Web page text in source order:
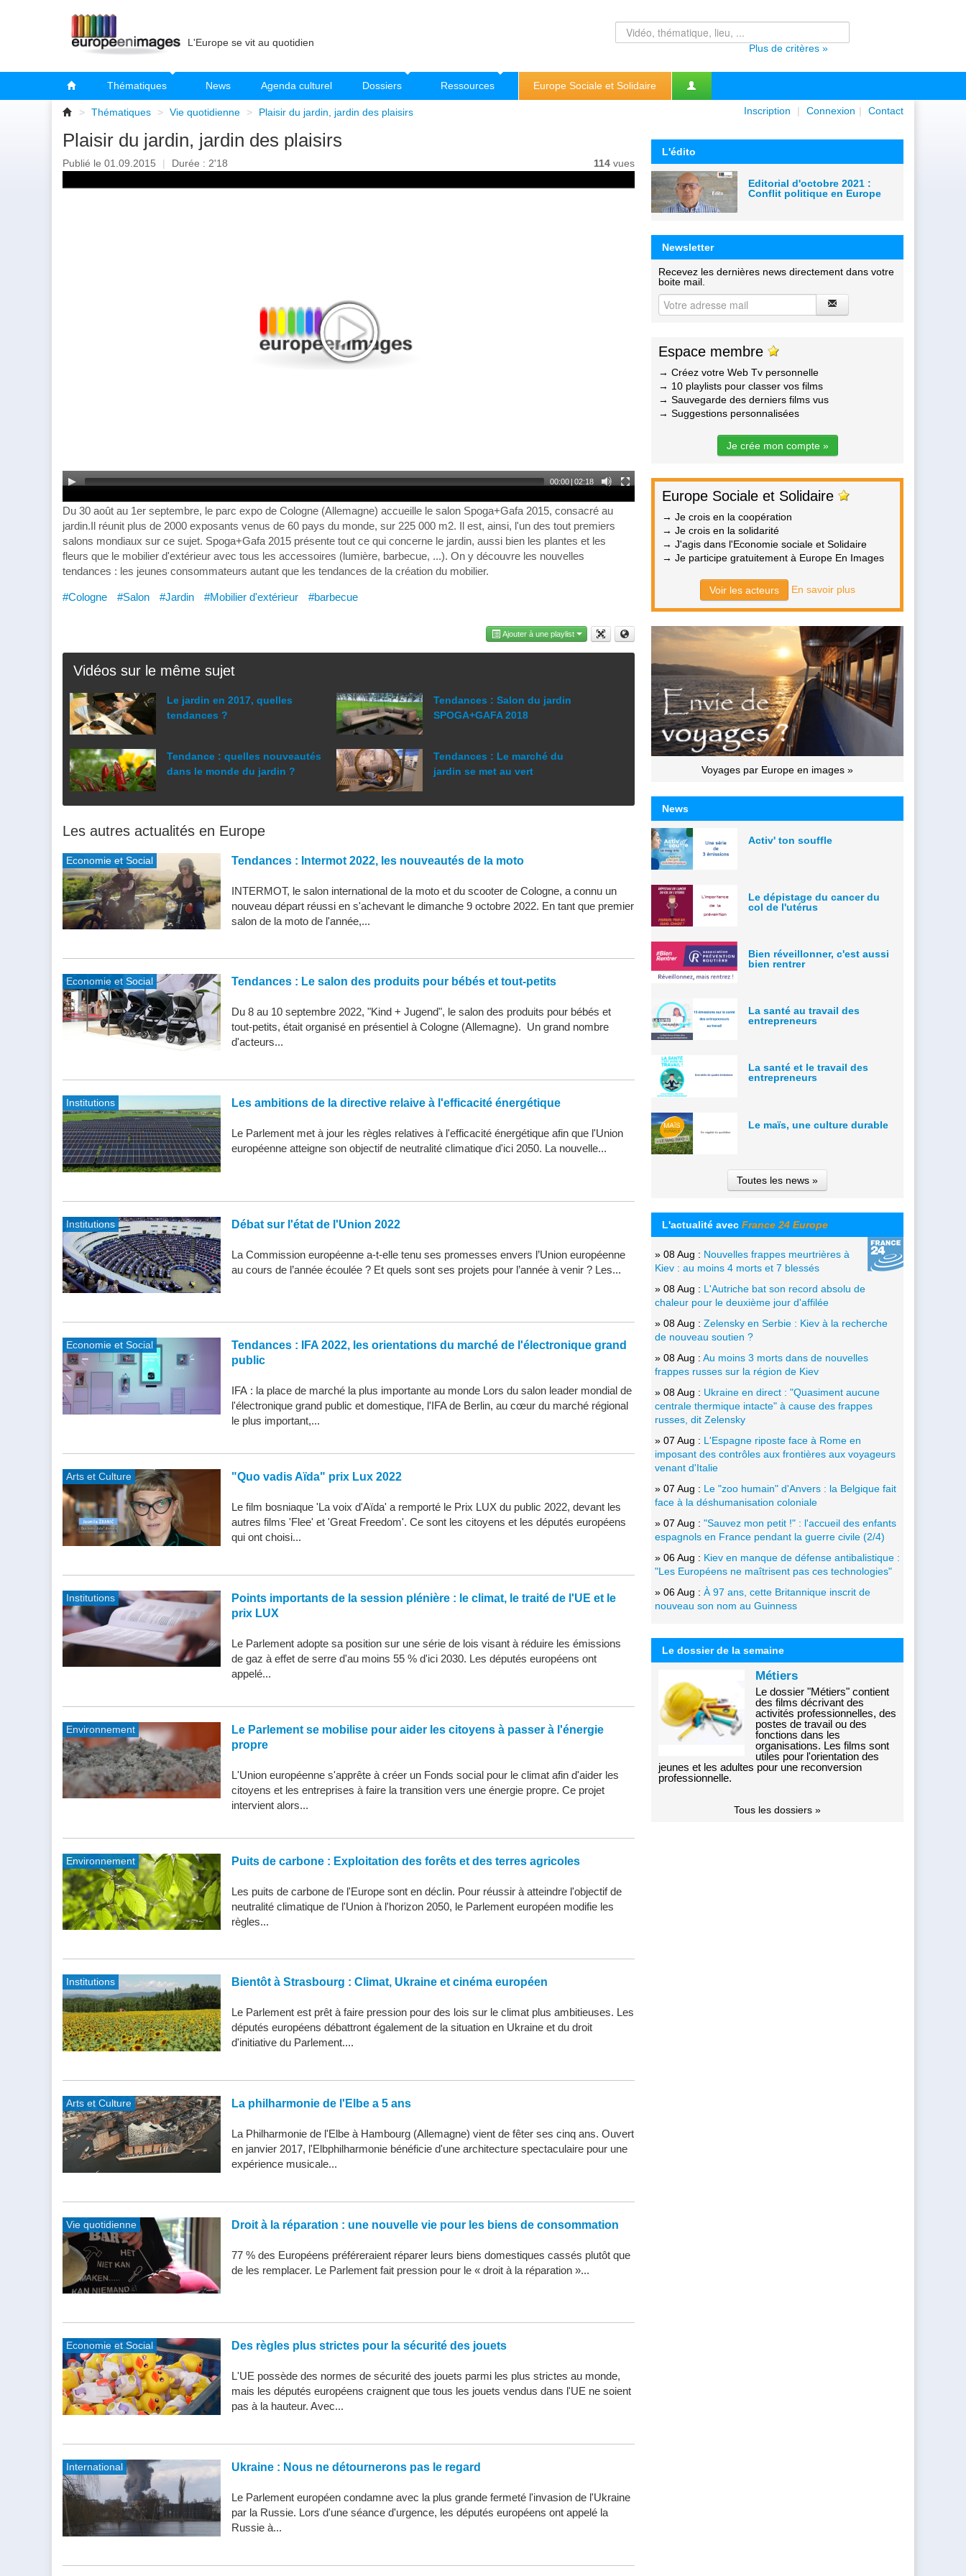
L'Europe se vit au quotidien Plus de critères »
Thématiques News Agenda culturel Dossiers Ressources Europe Sociale et Solidaire
> Thématiques > Vie quotidienne > Plaisir du jardin, jardin des plaisirs Inscription | Connexion | Contact
Plaisir du jardin, jardin des plaisirs
Publié le 01.09.2015 | Durée : 2'18 114vues
00:00 | 02:18
Du 30 août au 1er septembre, le parc expo de Cologne (Allemagne) accueille le salon Spoga+Gafa 2015, consacré au
jardin.Il réunit plus de 2000 exposants venus de 60 pays du monde, sur 225 000 m2. Il est, ainsi, l'un des tout premiers
salons mondiaux sur ce sujet. Spoga+Gafa 2015 présente tout ce qui concerne le jardin, aussi bien les plantes et les
fleurs que le mobilier d'extérieur avec tous les accessoires (lumière, barbecue, ...). On y découvre les nouvelles
tendances : les jeunes consommateurs autant que les tendances de la création du mobilier.
#Cologne #Salon #Jardin #Mobilier d'extérieur #barbecue
Ajouter à une playlist
Vidéos sur le même sujet
Le jardin en 2017, quelles
tendances ?
Tendance : quelles nouveautés
dans le monde du jardin ?
Tendances : Salon du jardin
SPOGA+GAFA 2018
Tendances : Le marché du
jardin se met au vert
Les autres actualités en Europe
Economie et Social Tendances : Intermot 2022, les nouveautés de la moto
INTERMOT, le salon international de la moto et du scooter de Cologne, a connu un
nouveau départ réussi en s'achevant le dimanche 9 octobre 2022. En tant que premier
salon de la moto de l'année,...
Economie et Social Tendances : Le salon des produits pour bébés et tout-petits
Du 8 au 10 septembre 2022, "Kind + Jugend", le salon des produits pour bébés et
tout-petits, était organisé en présentiel à Cologne (Allemagne). Un grand nombre
d'acteurs...
Institutions Les ambitions de la directive relaive à l'efficacité énergétique
Le Parlement met à jour les règles relatives à l'efficacité énergétique afin que l'Union
européenne atteigne son objectif de neutralité climatique d'ici 2050. La nouvelle...
Institutions Débat sur l'état de l'Union 2022
La Commission européenne a-t-elle tenu ses promesses envers l’Union européenne
au cours de l’année écoulée ? Et quels sont ses projets pour l’année à venir ? Les...
Economie et Social
Tendances : IFA 2022, les orientations du marché de l'électronique grand
public
IFA : la place de marché la plus importante au monde Lors du salon leader mondial de
l'électronique grand public et domestique, l'IFA de Berlin, au cœur du marché régional
le plus important,...
Arts et Culture "Quo vadis Aïda" prix Lux 2022
Le film bosniaque 'La voix d'Aïda' a remporté le Prix LUX du public 2022, devant les
autres films 'Flee' et 'Great Freedom'. Ce sont les citoyens et les députés européens
qui ont choisi...
Institutions
Points importants de la session plénière : le climat, le traité de l'UE et le
prix LUX
Le Parlement adopte sa position sur une série de lois visant à réduire les émissions
de gaz à effet de serre d'au moins 55 % d'ici 2030. Les députés européens ont
appelé...
Environnement
Le Parlement se mobilise pour aider les citoyens à passer à l'énergie
propre
L'Union européenne s'apprête à créer un Fonds social pour le climat afin d'aider les
citoyens et les entreprises à faire la transition vers une énergie propre. Ce projet
intervient alors...
Environnement Puits de carbone : Exploitation des forêts et des terres agricoles
Les puits de carbone de l'Europe sont en déclin. Pour réussir à atteindre l'objectif de
neutralité climatique de l'Union à l'horizon 2050, le Parlement européen modifie les
règles...
Institutions Bientôt à Strasbourg : Climat, Ukraine et cinéma européen
Le Parlement est prêt à faire pression pour des lois sur le climat plus ambitieuses. Les
députés européens débattront également de la situation en Ukraine et du droit
d'initiative du Parlement....
Arts et Culture La philharmonie de l'Elbe a 5 ans
La Philharmonie de l'Elbe à Hambourg (Allemagne) vient de fêter ses cinq ans. Ouvert
en janvier 2017, l'Elbphilharmonie bénéficie d'une architecture spectaculaire pour une
expérience musicale...
Vie quotidienne Droit à la réparation : une nouvelle vie pour les biens de consommation
77 % des Européens préféreraient réparer leurs biens domestiques cassés plutôt que
de les remplacer. Le Parlement fait pression pour le « droit à la réparation »...
Economie et Social Des règles plus strictes pour la sécurité des jouets
L'UE possède des normes de sécurité des jouets parmi les plus strictes au monde,
mais les députés européens craignent que tous les jouets vendus dans l'UE ne soient
pas à la hauteur. Avec...
International Ukraine : Nous ne détournerons pas le regard
Le Parlement européen condamne avec la plus grande fermeté l'invasion de l'Ukraine
par la Russie. Lors d'une séance d'urgence, les députés européens ont appelé la
Russie à...
L'édito
Editorial d'octobre 2021 :
Conflit politique en Europe
Newsletter
Recevez les dernières news directement dans votre
boite mail.
Espace membre
→ Créez votre Web Tv personnelle
→ 10 playlists pour classer vos films
→ Sauvegarde des derniers films vus
→ Suggestions personnalisées
Je crée mon compte »
Europe Sociale et Solidaire
→ Je crois en la coopération
→ Je crois en la solidarité
→ J'agis dans l'Economie sociale et Solidaire
→ Je participe gratuitement à Europe En Images
Voir les acteurs En savoir plus
Voyages par Europe en images »
News
Activ' ton souffle
Le dépistage du cancer du
col de l'utérus
Bien réveillonner, c'est aussi
bien rentrer
La santé au travail des
entrepreneurs
La santé et le travail des
entrepreneurs
Le maïs, une culture durable
Toutes les news »
L'actualité avec France 24 Europe
» 08 Aug : Nouvelles frappes meurtrières à
Kiev : au moins 4 morts et 7 blessés
» 08 Aug : L'Autriche bat son record absolu de
chaleur pour le deuxième jour d'affilée
» 08 Aug : Zelensky en Serbie : Kiev à la recherche
de nouveau soutien ?
» 08 Aug : Au moins 3 morts dans de nouvelles
frappes russes sur la région de Kiev
» 08 Aug : Ukraine en direct : "Quasiment aucune
centrale thermique intacte" à cause des frappes
russes, dit Zelensky
» 07 Aug : L'Espagne riposte face à Rome en
imposant des contrôles aux frontières aux voyageurs
venant d'Italie
» 07 Aug : Le "zoo humain" d'Anvers : la Belgique fait
face à la déshumanisation coloniale
» 07 Aug : "Sauvez mon petit !" : l'accueil des enfants
espagnols en France pendant la guerre civile (2/4)
» 06 Aug : Kiev en manque de défense antibalistique :
"Les Européens ne maîtrisent pas ces technologies"
» 06 Aug : À 97 ans, cette Britannique inscrit de
nouveau son nom au Guinness
Le dossier de la semaine
Métiers
Le dossier "Métiers" contient
des films décrivant des
activités professionnelles, des
postes de travail ou des
fonctions dans les
organisations. Les films sont
utiles pour l'orientation des
jeunes et les adultes pour une reconversion
professionnelle.
Tous les dossiers »